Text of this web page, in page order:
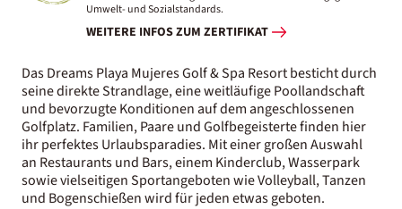
Umwelt- und Sozialstandards.
WEITERE INFOS ZUM ZERTIFIKAT
Das Dreams Playa Mujeres Golf & Spa Resort besticht durch
seine direkte Strandlage, eine weitläufige Poollandschaft
und bevorzugte Konditionen auf dem angeschlossenen
Golfplatz. Familien, Paare und Golfbegeisterte finden hier
ihr perfektes Urlaubsparadies. Mit einer großen Auswahl
an Restaurants und Bars, einem Kinderclub, Wasserpark
sowie vielseitigen Sportangeboten wie Volleyball, Tanzen
und Bogenschießen wird für jeden etwas geboten.